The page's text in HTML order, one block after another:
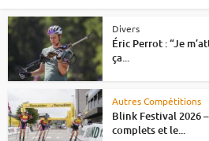
Divers
Éric Perrot : “Je
ça...
Autres Compétitions
Blink Festival 2026
complets et le...